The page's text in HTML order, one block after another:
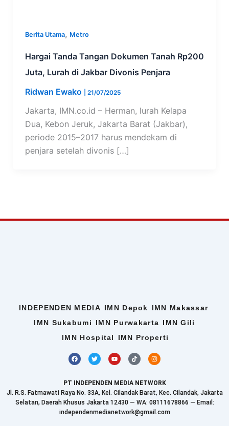
Berita Utama, Metro
Hargai Tanda Tangan Dokumen Tanah Rp200
Juta, Lurah di Jakbar Divonis Penjara
Ridwan Ewako
21/07/2025
Jakarta, IMN.co.id – Herman, lurah Kelapa
Dua, Kebon Jeruk, Jakarta Barat (Jakbar),
periode 2015–2017 harus mendekam di
penjara setelah divonis […]
INDEPENDEN MEDIA IMN Depok
IMN Makassar
IMN Sukabumi
IMN Purwakarta IMN Gili
IMN Hospital
IMN Properti
F
a
c
b
o
o
T
w
i
t
e
r
Y
o
u
u
b
e
T
i
k
o
k
I
n
s
a
g
r
a
m
PT INDEPENDEN MEDIA NETWORK
Jl. R.S. Fatmawati Raya No. 33A, Kel. Cilandak Barat, Kec. Cilandak, Jakarta
Selatan, Daerah Khusus Jakarta 12430 — WA: 08111678866 — Email:
independenmedianetwork@gmail.com